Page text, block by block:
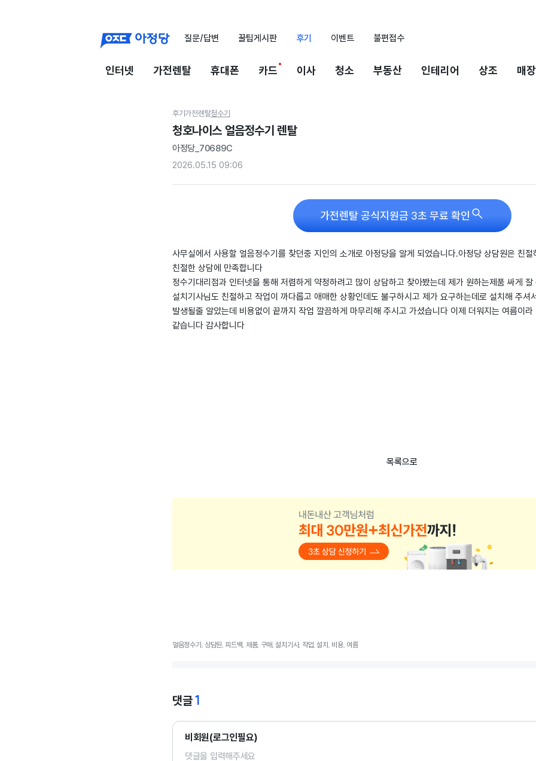
질문/답변 꿀팁게시판 후기 이벤트 불편접수
인터넷 가전렌탈 휴대폰 카드 이사 청소 부동산 인테리어 상조 매
후기가전렌탈정수기
청호나이스 얼음정수기 렌탈
아정당_70689C
2026.05.15 09:06
가전렌탈 공식지원금 3초 무료 확인 
사무실에서 사용할 얼음정수기를 찾던중 지인의 소개로 아정당을 알게 되었습니다.아정당 상담원은 친
친절한 상담에 만족합니다
정수기대리점과 인터넷을 통해 저렴하게 약정하려고 많이 상담하고 찾아봤는데 제가 원하는제품 싸게
설치기사님도 친절하고 작업이 까다롭고 애매한 상황인데도 불구하시고 제가 요구하는데로 설치해 주셔
발생될줄 알았는데 비용없이 끝까지 작업 깔끔하게 마무리해 주시고 가셨습니다 이제 더워지는 여름이
같습니다 감사합니다
목록으로
얼음정수기, 상담원, 피드백, 제품, 구매, 설치기사, 작업, 설치, 비용, 여름
댓글1
비회원(로그인필요)